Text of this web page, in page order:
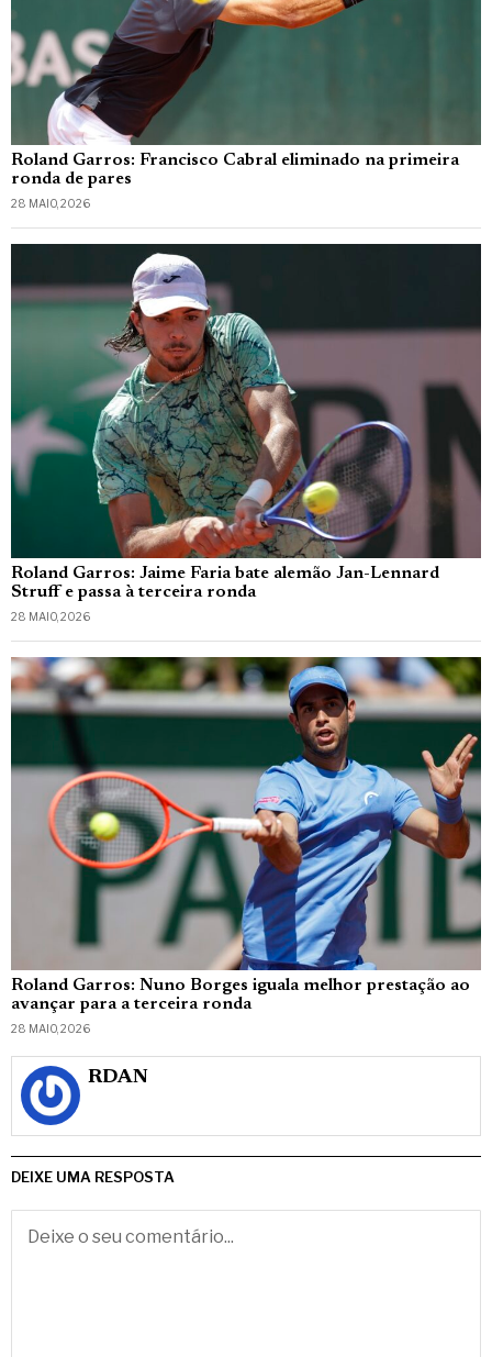
Roland Garros: Francisco Cabral eliminado na primeira
ronda de pares
28 MAIO, 2026
Roland Garros: Jaime Faria bate alemão Jan-Lennard
Struff e passa à terceira ronda
28 MAIO, 2026
Roland Garros: Nuno Borges iguala melhor prestação ao
avançar para a terceira ronda
28 MAIO, 2026
RDAN
DEIXE UMA RESPOSTA